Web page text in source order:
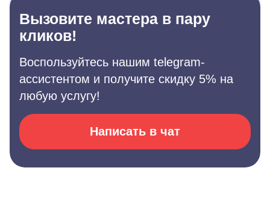
Вызовите мастера в пару
кликов!
Воспользуйтесь нашим telegram-
ассистентом и получите скидку 5% на
любую услугу!
Написать в чат